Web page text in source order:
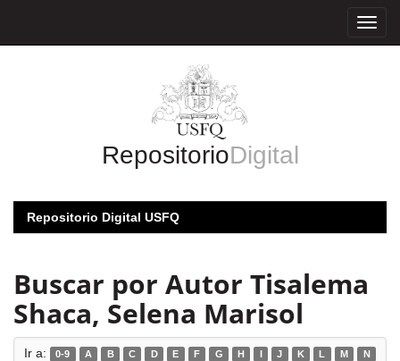
RepositorioDigital
Repositorio Digital USFQ
Buscar por Autor Tisalema
Shaca, Selena Marisol
Ir a: 0-9 A B C D E F G H I J K L M
N